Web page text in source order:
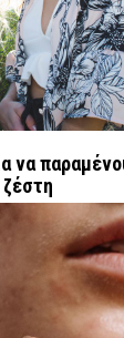
να